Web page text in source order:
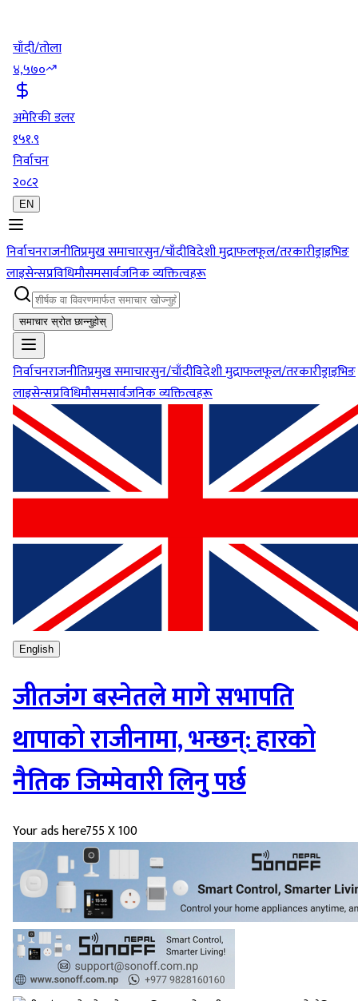
चाँदी/तोला
४,५७०
अमेरिकी डलर
१५१.९
निर्वाचन
२०८२
EN
निर्वाचनराजनीतिप्रमुख समाचारसुन/चाँदीविदेशी मुद्राफलफूल/तरकारीड्राइभिङ
लाइसेन्सप्रविधिमौसमसार्वजनिक व्यक्तित्वहरू
समाचार स्रोत छान्नुहोस्
निर्वाचनराजनीतिप्रमुख समाचारसुन/चाँदीविदेशी मुद्राफलफूल/तरकारीड्राइभिङ
लाइसेन्सप्रविधिमौसमसार्वजनिक व्यक्तित्वहरू
English
जीतजंग बस्‍नेतले मागे सभापति
थापाको राजीनामा, भन्छन्: हारको
नैतिक जिम्मेवारी लिनु पर्छ
Your ads here755 X 100